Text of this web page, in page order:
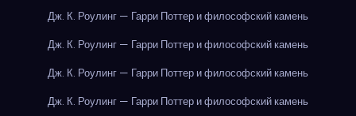
Дж. К. Роулинг — Гарри Поттер и философский камень
Дж. К. Роулинг — Гарри Поттер и философский камень
Дж. К. Роулинг — Гарри Поттер и философский камень
Дж. К. Роулинг — Гарри Поттер и философский камень